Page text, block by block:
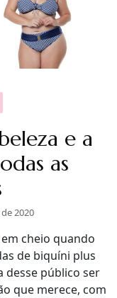
e a
as
2020
cheio quando
de biquíni plus
desse público ser
que merece, com